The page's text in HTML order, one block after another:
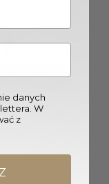
Wyprzedany
nogi stal nierdzewna
danych
W
z